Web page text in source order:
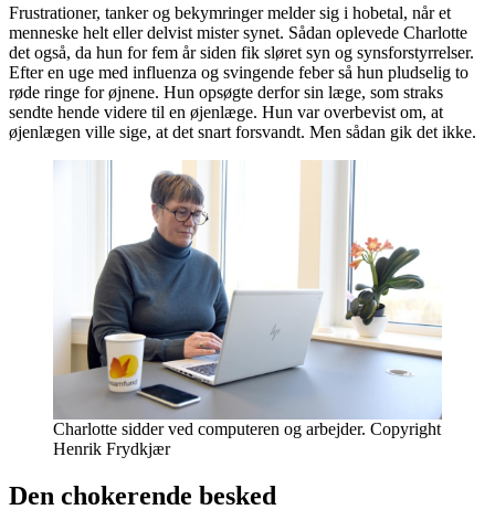
Frustrationer, tanker og bekymringer melder sig i hobetal, når et
menneske helt eller delvist mister synet. Sådan oplevede Charlotte
det også, da hun for fem år siden fik sløret syn og synsforstyrrelser.
Efter en uge med influenza og svingende feber så hun pludselig to
røde ringe for øjnene. Hun opsøgte derfor sin læge, som straks
sendte hende videre til en øjenlæge. Hun var overbevist om, at
øjenlægen ville sige, at det snart forsvandt. Men sådan gik det ikke.
Charlotte sidder ved computeren og arbejder. Copyright
Henrik Frydkjær
Den chokerende besked